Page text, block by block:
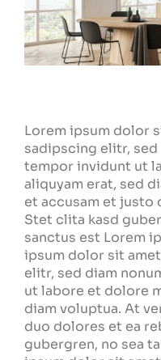
Lorem ipsum dolor
sadipscing elitr,
tempor invidunt ut
aliquyam erat, sed
et accusam et justo
Stet clita kasd
sanctus est Lorem
ipsum dolor sit
elitr, sed diam
ut labore et dolore
diam voluptua. At
duo dolores et ea
gubergren, no sea